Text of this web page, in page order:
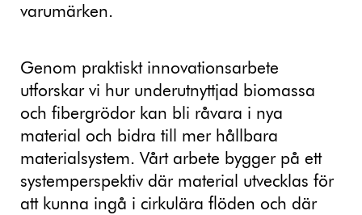
varumärken.
Genom praktiskt innovationsarbete
utforskar vi hur underutnyttjad biomassa
och fibergrödor kan bli råvara i nya
material och bidra till mer hållbara
materialsystem. Vårt arbete bygger på ett
systemperspektiv där material utvecklas för
att kunna ingå i cirkulära flöden och där